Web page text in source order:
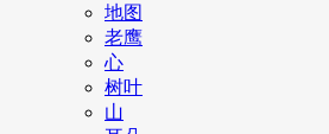
地图
老鹰
心
树叶
山